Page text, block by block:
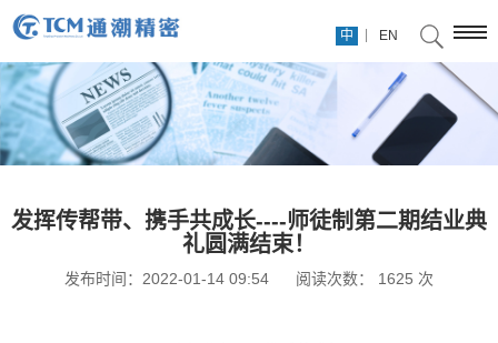
中 EN
发挥传帮带、携手共成长----师徒制第二期结业典
礼圆满结束！
发布时间：2022-01-14 09:54 阅读次数： 1625 次